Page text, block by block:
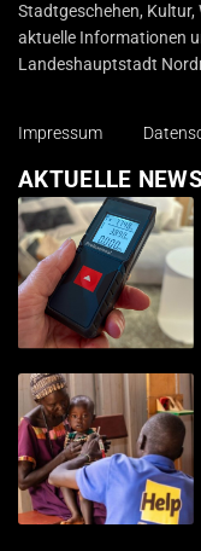
Stadtgeschehen,
aktuelle Informationen
Landeshauptstadt
Impressum
AKTUELLE NEWS